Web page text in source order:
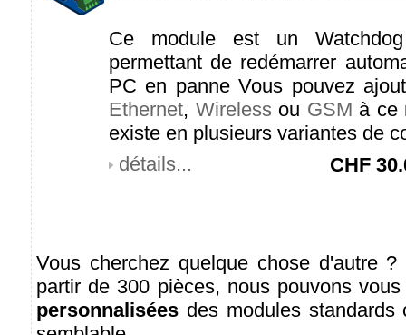
Ce module est un
permettant de redémarrer
PC en panne Vous pouvez
Ethernet, Wirelessou GSM à ce
existe en plusieurs variantes de
détails...
CHF
Vous cherchez quelque chose d'autre
partir de 300 pièces, nous pouvons
personnalisées des modules